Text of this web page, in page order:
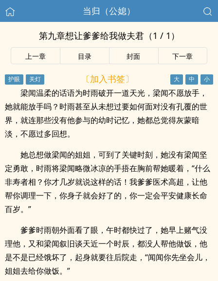
当归（公媳）
第九章想让爹爹给我做夫君（1 / 1）
上一章 目录 封面 下一章
〔加入书签〕
梁闻温柔的话语为时雨破开一道天光，梁闻不愿放手，
她就能放手吗？时雨甚至从未想过要如何面对没有孔覆的世
界，就连那些没有他参与的幼时记忆，她都总觉得灰蒙暗
淡，不愿过多回想。
她总想做梁闻的姐姐，可到了关键时刻，她没有梁闻坚
定勇敢，时雨将梁闻略微冰凉的手捂在胸前帮她暖着，“什么
非寿者相？你才几岁就说这样的话！我爹爹医术高超，让他
帮你调理一下，你身子就会好了的，你一定会平安健康长命
百岁。”
爹爹时雨朝外面看了眼，午时都快过了，她早上赌气没
理他，又和梁闻叙旧谈天近一个时辰，都没人帮他做饭，他
是不是已经饿坏了，起身就要往后院走，“闻闻你先坐会儿，
姐姐去给你做饭。”